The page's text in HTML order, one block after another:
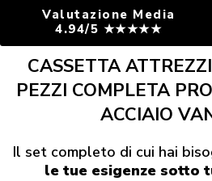
Valutazione Media
4.94/5 ★★★★★
CASSETTA
PEZZI COMPLETA
ACCIAIO
Il set completo di cui hai
le tue esigenze sotto